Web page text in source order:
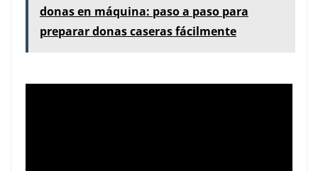
donas en máquina: paso a paso para
preparar donas caseras fácilmente